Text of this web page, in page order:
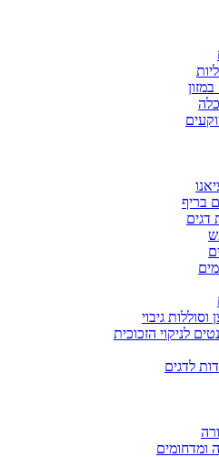
בריף
דגים
גיבוי
לניקוי הזכוכית
לדגים
ומדחומים